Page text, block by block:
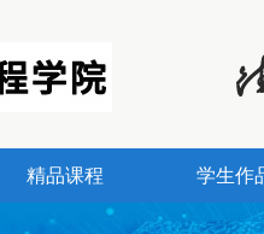
精品课程 学生作